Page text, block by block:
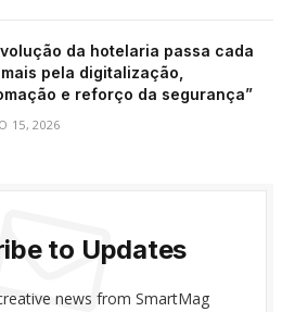
da hotelaria passa cada
pela digitalização,
e reforço da segurança”
15, 2026
to Updates
news from SmartMag